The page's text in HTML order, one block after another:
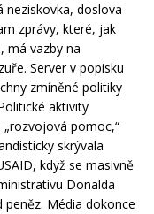
neziskovka, doslova
zprávy, které, jak
má vazby na
Server v popisku
zmíněné politiky
aktivity
pomoc,“
skrývala
když se masivně
Donalda
Média dokonce